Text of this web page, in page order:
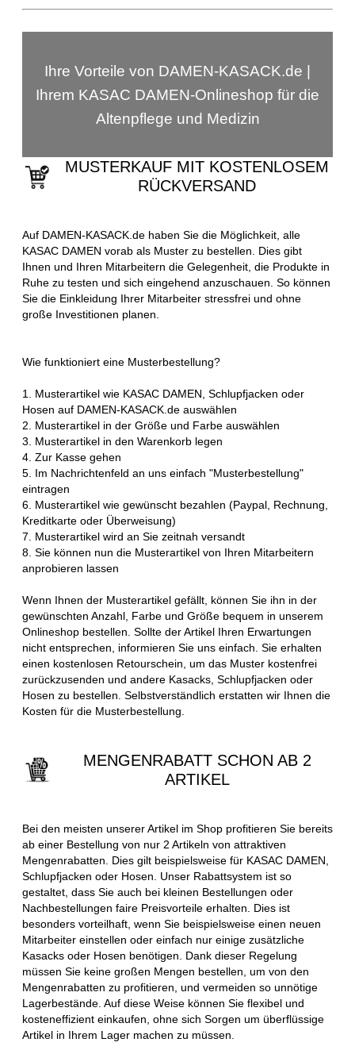
Ihre Vorteile von DAMEN-KASACK.de |
Ihrem KASAC DAMEN-Onlineshop für die
Altenpflege und Medizin
MUSTERKAUF MIT KOSTENLOSEM
RÜCKVERSAND
Auf DAMEN-KASACK.de haben Sie die Möglichkeit, alle
KASAC DAMEN vorab als Muster zu bestellen. Dies gibt
Ihnen und Ihren Mitarbeitern die Gelegenheit, die Produkte in
Ruhe zu testen und sich eingehend anzuschauen. So können
Sie die Einkleidung Ihrer Mitarbeiter stressfrei und ohne
große Investitionen planen.
Wie funktioniert eine Musterbestellung?
1. Musterartikel wie KASAC DAMEN, Schlupfjacken oder
Hosen auf DAMEN-KASACK.de auswählen
2. Musterartikel in der Größe und Farbe auswählen
3. Musterartikel in den Warenkorb legen
4. Zur Kasse gehen
5. Im Nachrichtenfeld an uns einfach "Musterbestellung"
eintragen
6. Musterartikel wie gewünscht bezahlen (Paypal, Rechnung,
Kreditkarte oder Überweisung)
7. Musterartikel wird an Sie zeitnah versandt
8. Sie können nun die Musterartikel von Ihren Mitarbeitern
anprobieren lassen
Wenn Ihnen der Musterartikel gefällt, können Sie ihn in der
gewünschten Anzahl, Farbe und Größe bequem in unserem
Onlineshop bestellen. Sollte der Artikel Ihren Erwartungen
nicht entsprechen, informieren Sie uns einfach. Sie erhalten
einen kostenlosen Retourschein, um das Muster kostenfrei
zurückzusenden und andere Kasacks, Schlupfjacken oder
Hosen zu bestellen. Selbstverständlich erstatten wir Ihnen die
Kosten für die Musterbestellung.
MENGENRABATT SCHON AB 2
ARTIKEL
Bei den meisten unserer Artikel im Shop profitieren Sie bereits
ab einer Bestellung von nur 2 Artikeln von attraktiven
Mengenrabatten. Dies gilt beispielsweise für KASAC DAMEN,
Schlupfjacken oder Hosen. Unser Rabattsystem ist so
gestaltet, dass Sie auch bei kleinen Bestellungen oder
Nachbestellungen faire Preisvorteile erhalten. Dies ist
besonders vorteilhaft, wenn Sie beispielsweise einen neuen
Mitarbeiter einstellen oder einfach nur einige zusätzliche
Kasacks oder Hosen benötigen. Dank dieser Regelung
müssen Sie keine großen Mengen bestellen, um von den
Mengenrabatten zu profitieren, und vermeiden so unnötige
Lagerbestände. Auf diese Weise können Sie flexibel und
kosteneffizient einkaufen, ohne sich Sorgen um überflüssige
Artikel in Ihrem Lager machen zu müssen.